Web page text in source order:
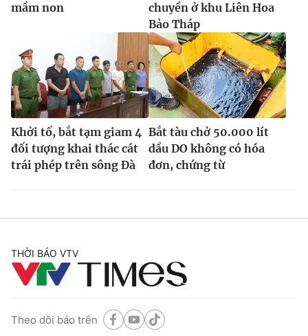
mầm non
chuyền ở khu Liên Hoa
Bảo Tháp
Khởi tố, bắt tạm giam 4
đối tượng khai thác cát
trái phép trên sông Đà
Bắt tàu chở 50.000 lít
dầu DO không có hóa
đơn, chứng từ
THỜI BÁO VTV
Theo dõi báo trên